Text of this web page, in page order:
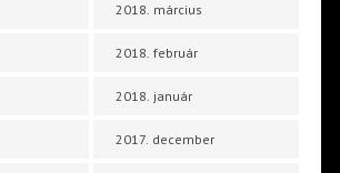
2018. március
2018. február
2018. január
2017. december